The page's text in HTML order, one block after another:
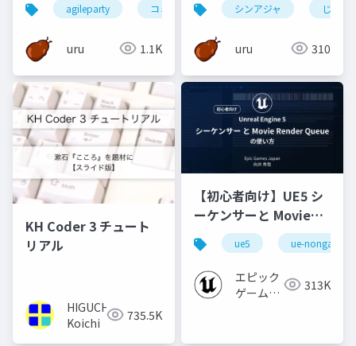
agileparty コミュニティ agile
uru 1.1K
シンアジャ じゃな
uru 310
KH Coder 3 チュート
リアル
HIGUCHI
Koichi
735.5K
【初心者向け】UE5 シ
ーケンサーと Movie
Render Queue の使い
方【Cinematic Dive
2023】
ue5 ue-nongame
エピック
ゲームズ
313K